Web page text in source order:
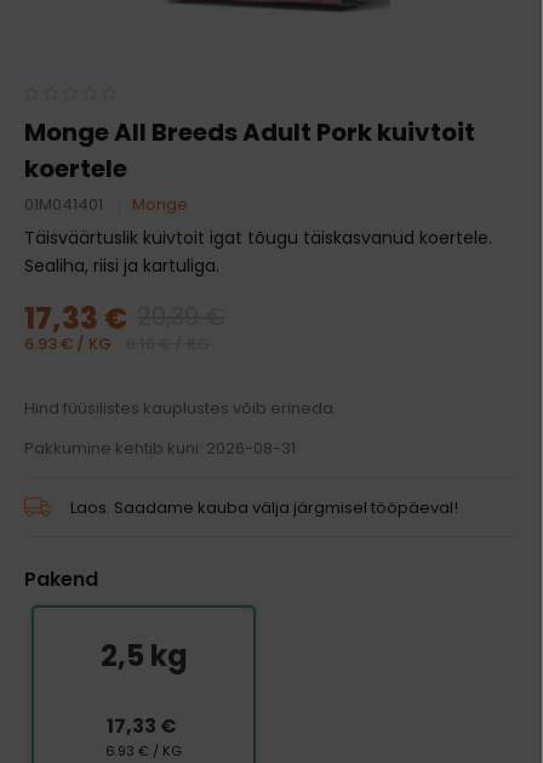
Monge All Breeds Adult Pork kuivtoit
koertele
01M041401 Monge
Täisväärtuslik kuivtoit igat tõugu täiskasvanud koertele.
Sealiha, riisi ja kartuliga.
17,33 €
6.93 € / KG
Hind füüsilistes kauplustes võib erineda.
Pakkumine kehtib kuni: 2026-08-31
Laos. Saadame kauba välja järgmisel tööpäeval!
Pakend
2,5 kg
17,33 €
6.93 € / KG